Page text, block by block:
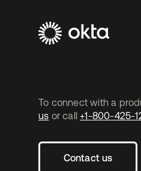
To connect with a
us or call +1-800-425-
Contact us